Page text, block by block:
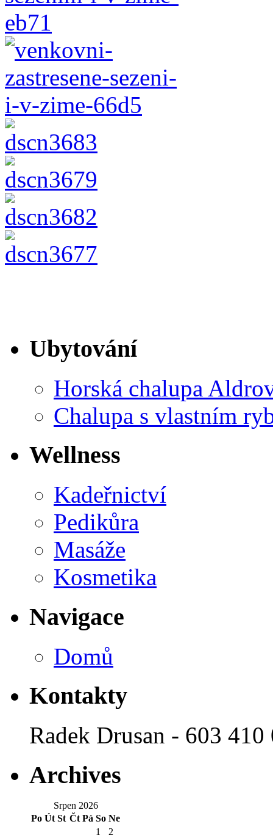
Ubytování
Horská chalupa
Chalupa s vlastním
Wellness
Kadeřnictví
Pedikůra
Masáže
Kosmetika
Navigace
Domů
Kontakty
Radek Drusan - 603
Archives
Srpen 2026
Po Út St Čt Pá So Ne
1
2